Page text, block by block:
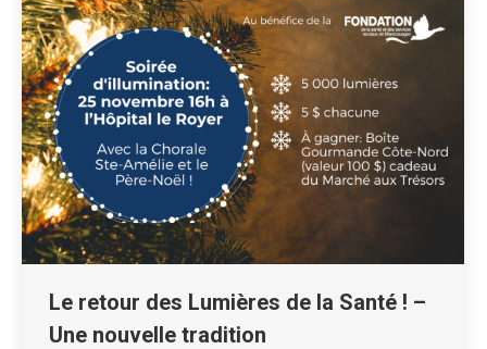
Le retour des Lumières de la Santé ! –
Une nouvelle tradition